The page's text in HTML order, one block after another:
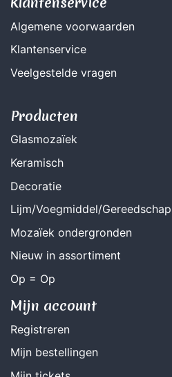
Algemene voorwaarden
Klantenservice
Veelgestelde vragen
Producten
Glasmozaïek
Keramisch
Decoratie
Lijm/Voegmiddel/Gereedschap
Mozaïek ondergronden
Nieuw in assortiment
Op = Op
Mijn account
Registreren
Mijn bestellingen